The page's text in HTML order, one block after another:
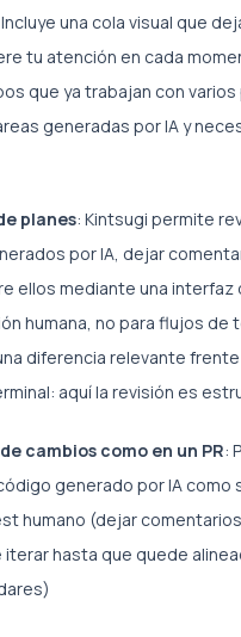
una cola visual que
tu atención en cada
que ya trabajan con
generadas por IA y
planes: Kintsugi permite
por IA, dejar
ellos mediante una interfaz
humana, no para flujos de
diferencia relevante frente
aquí la revisión es
cambios como en un PR:
generado por IA como
humano (dejar
iterar hasta que quede